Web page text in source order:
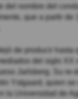
del nombre del
que a partir de
de producir hasta
del siglo XX
Jarlsberg. Su re-
Ystgaard, quien se
la Universidad de